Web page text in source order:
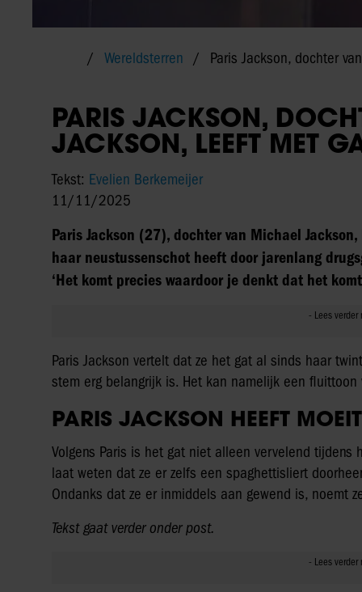
Wereldsterren Paris Jackson, dochter
PARIS JACKSON,
JACKSON, LEEFT MET
Tekst: Evelien Berkemeijer
11/11/2025
Paris Jackson (27), dochter van Michael
haar neustussenschot heeft door jarenlang
‘Het komt precies waardoor je denkt dat het
Paris Jackson vertelt dat ze het gat al sinds haar
stem erg belangrijk is. Het kan namelijk een
PARIS JACKSON HEEFT
Volgens Paris is het gat niet alleen vervelend tijdens
laat weten dat ze er zelfs een spaghettisliert
Ondanks dat ze er inmiddels aan gewend is, noemt
Tekst gaat verder onder post.